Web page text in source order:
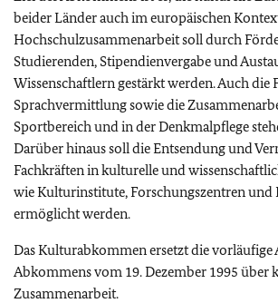
beider Länder auch im europäischen
Hochschulzusammenarbeit soll durch
Studierenden, Stipendienvergabe und
Wissenschaftlern gestärkt werden. Auch die
Sprachvermittlung sowie die
Sportbereich und in der Denkmalpflege
Darüber hinaus soll die Entsendung und
Fachkräften in kulturelle und
wie Kulturinstitute, Forschungszentren
ermöglicht werden.
Das Kulturabkommen ersetzt die vorläufige
Abkommens vom 19. Dezember 1995 über
Zusammenarbeit.